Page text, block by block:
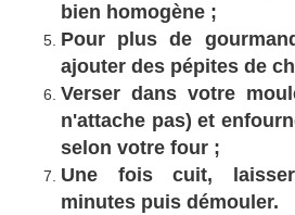
bien homogène ;
Pour plus de
ajouter des pépites de
Verser dans votre
n'attache pas) et
selon votre four ;
Une fois cuit,
minutes puis démouler.